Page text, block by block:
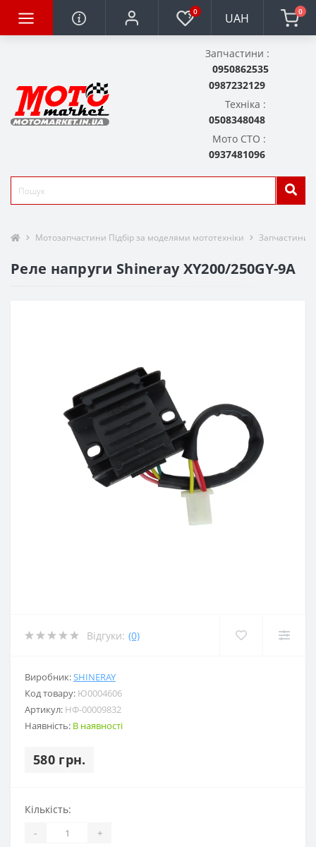
0 UAH 0
Запчастини :
0950862535
0987232129
Техніка :
0508348048
Мото СТО :
0937481096
Мотозапчастини Підбір за моделями мототехніки Запчастини
Реле напруги Shineray XY200/250GY-9A
Відгуки: (0)
Виробник:SHINERAY
Код товару: Ю0004606
Артикул: НФ-00009832
Наявність: В наявності
580 грн.
Кількість:
- +